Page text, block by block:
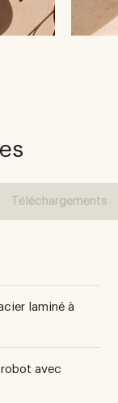
Téléchargements
laminé à
robot avec